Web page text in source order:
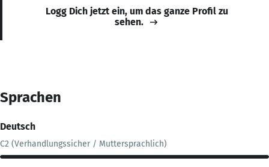
Logg Dich jetzt ein, um das ganze Profil zu
sehen.
Sprachen
Deutsch
C2 (Verhandlungssicher / Muttersprachlich)